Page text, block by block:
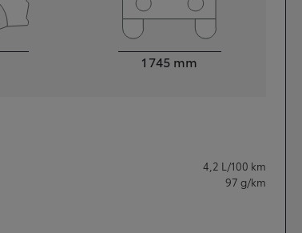
1 745 mm
4,2 L/100 km
97 g/km